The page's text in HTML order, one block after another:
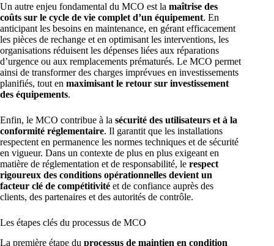
Un autre enjeu fondamental du MCO est la maîtrise des
coûts sur le cycle de vie complet d’un équipement. En
anticipant les besoins en maintenance, en gérant efficacement
les pièces de rechange et en optimisant les interventions, les
organisations réduisent les dépenses liées aux réparations
d’urgence ou aux remplacements prématurés. Le MCO permet
ainsi de transformer des charges imprévues en investissements
planifiés, tout en maximisant le retour sur investissement
des équipements.
Enfin, le MCO contribue à la sécurité des utilisateurs et à la
conformité réglementaire. Il garantit que les installations
respectent en permanence les normes techniques et de sécurité
en vigueur. Dans un contexte de plus en plus exigeant en
matière de réglementation et de responsabilité, le respect
rigoureux des conditions opérationnelles devient un
facteur clé de compétitivité et de confiance auprès des
clients, des partenaires et des autorités de contrôle.
Les étapes clés du processus de MCO
La première étape du processus de maintien en condition